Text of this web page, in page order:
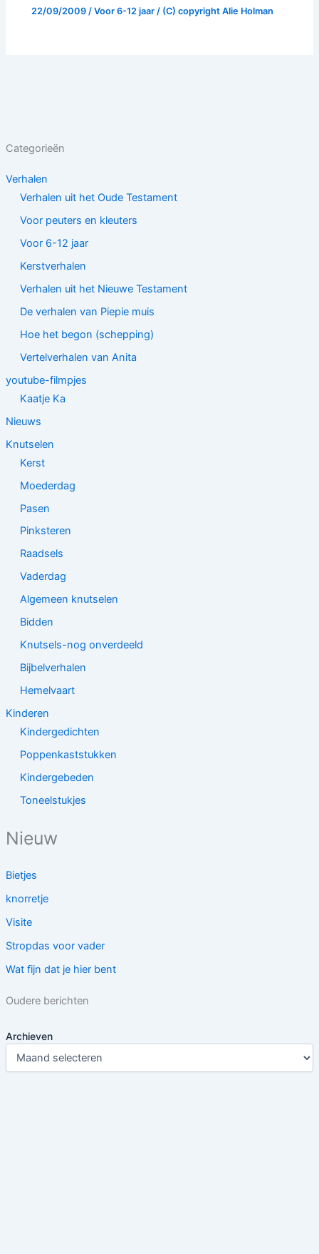
Categorieën
Verhalen
Verhalen uit het Oude Testament
Voor peuters en kleuters
Voor 6-12 jaar
Kerstverhalen
Verhalen uit het Nieuwe Testament
De verhalen van Piepie muis
Hoe het begon (schepping)
Vertelverhalen van Anita
youtube-filmpjes
Kaatje Ka
Nieuws
Knutselen
Kerst
Moederdag
Pasen
Pinksteren
Raadsels
Vaderdag
Algemeen knutselen
Bidden
Knutsels-nog onverdeeld
Bijbelverhalen
Hemelvaart
Kinderen
Kindergedichten
Poppenkaststukken
Kindergebeden
Toneelstukjes
Nieuw
Bietjes
knorretje
Visite
Stropdas voor vader
Wat fijn dat je hier bent
Oudere berichten
Archieven
22/09/2009/Voor 6-12 jaar / (C) copyrightAlie Holman